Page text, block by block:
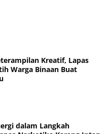
Kreatif, Lapas
Warga Binaan Buat
dalam Langkah